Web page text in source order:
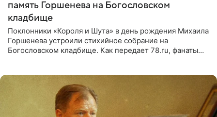
память Горшенева на Богословском
кладбище
Поклонники «Короля и Шута» в день рождения Михаила
Горшенева устроили стихийное собрание на
Богословском кладбище. Как передает 78.ru, фанаты